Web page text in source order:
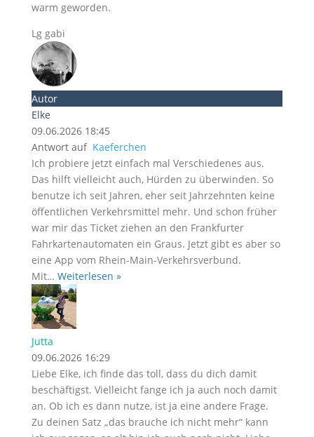
warm geworden.
Lg gabi
Autor
Elke
09.06.2026 18:45
Antwort auf Kaeferchen
Ich probiere jetzt einfach mal Verschiedenes aus.
Das hilft vielleicht auch, Hürden zu überwinden. So
benutze ich seit Jahren, eher seit Jahrzehnten keine
öffentlichen Verkehrsmittel mehr. Und schon früher
war mir das Ticket ziehen an den Frankfurter
Fahrkartenautomaten ein Graus. Jetzt gibt es aber so
eine App vom Rhein-Main-Verkehrsverbund.
Mit… Weiterlesen »
Jutta
09.06.2026 16:29
Liebe Elke, ich finde das toll, dass du dich damit
beschäftigst. Vielleicht fange ich ja auch noch damit
an. Ob ich es dann nutze, ist ja eine andere Frage.
Zu deinen Satz „das brauche ich nicht mehr“ kann